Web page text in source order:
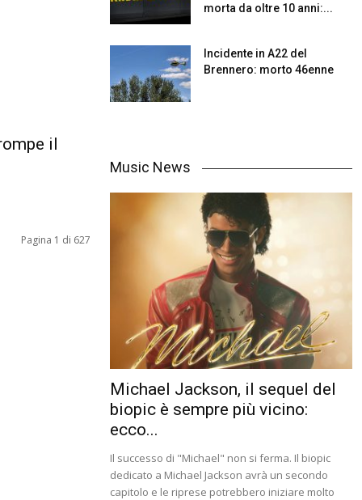
il
Pagina 1 di 627
morta da oltre 10 anni:...
Incidente in A22 del
Brennero: morto 46enne
Music News
Michael Jackson, il sequel del
biopic è sempre più vicino:
ecco...
Il successo di "Michael" non si ferma. Il biopic
dedicato a Michael Jackson avrà un secondo
capitolo e le riprese potrebbero iniziare molto